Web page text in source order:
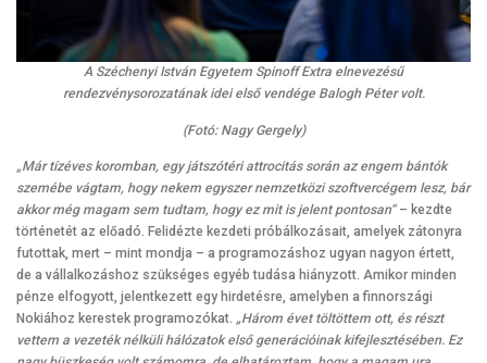
A Széchenyi István Egyetem Spinoff Extra elnevezésű
rendezvénysorozatának idei első vendége Balogh Péter volt.
(Fotó: Nagy Gergely)
„Már tízéves koromban, egy játszótéri attrocitás során az engem bántók
szemébe vágtam, hogy nekem egyszer nemzetközi szoftvercégem lesz, bár
akkor még magam sem tudtam, hogy ez mit is jelent pontosan”– kezdte
történetét az előadó. Felidézte kezdeti próbálkozásait, amelyek zátonyra
futottak, mert – mint mondja – a programozáshoz ugyan nagyon értett,
de a vállalkozáshoz szükséges egyéb tudása hiányzott. Amikor minden
pénze elfogyott, jelentkezett egy hirdetésre, amelyben a finnországi
Nokiához kerestek programozókat. „Három évet töltöttem ott, és részt
vettem a vezeték nélküli hálózatok első generációinak kifejlesztésében. Ez